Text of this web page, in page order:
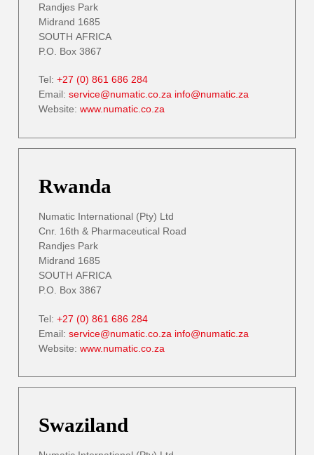
Randjes Park
Midrand 1685
SOUTH AFRICA
P.O. Box 3867
Tel: +27 (0) 861 686 284
Email: service@numatic.co.za info@numatic.za
Website: www.numatic.co.za
Rwanda
Numatic International (Pty) Ltd
Cnr. 16th & Pharmaceutical Road
Randjes Park
Midrand 1685
SOUTH AFRICA
P.O. Box 3867
Tel: +27 (0) 861 686 284
Email: service@numatic.co.za info@numatic.za
Website: www.numatic.co.za
Swaziland